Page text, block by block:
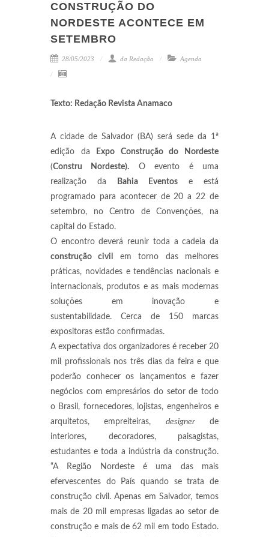
CONSTRUÇÃO DO
NORDESTE ACONTECE EM
SETEMBRO
28/05/2023 da Redação Agenda
Texto: Redação Revista Anamaco
A cidade de Salvador (BA) será sede da 1ª
edição da
Expo Construção do Nordeste
(Constru Nordeste). O evento é uma
realização da
Bahia Eventos e está
programado para acontecer de 20 a 22 de
setembro, no Centro de Convenções, na
capital do Estado.
O encontro deverá reunir toda a cadeia da
construção civil
em torno das melhores
práticas, novidades e tendências nacionais e
internacionais, produtos e as mais modernas
soluções em inovação e
sustentabilidade. Cerca de 150 marcas
expositoras estão confirmadas.
A expectativa dos organizadores é receber 20
mil profissionais nos três dias da feira e que
poderão conhecer os lançamentos e fazer
negócios com empresários do setor de todo
o Brasil, fornecedores, lojistas, engenheiros e
arquitetos, empreiteiras, designerde
interiores, decoradores, paisagistas,
estudantes e toda a indústria da construção.
“A Região Nordeste é uma das mais
efervescentes do País quando se trata de
construção civil. Apenas em Salvador, temos
mais de 20 mil empresas ligadas ao setor de
construção e mais de 62 mil em todo Estado.